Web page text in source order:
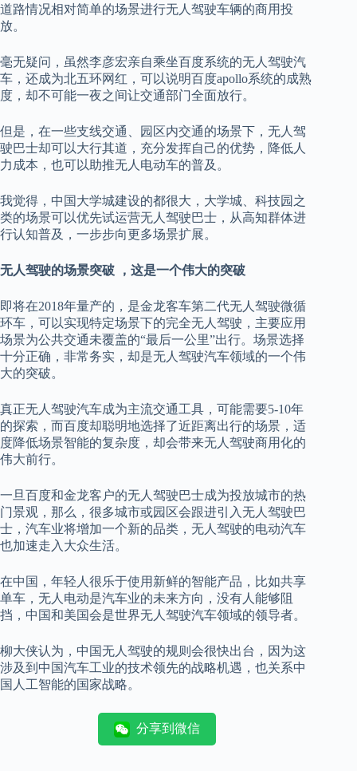
道路情况相对简单的场景进行无人驾驶车辆的商用投
放。
毫无疑问，虽然李彦宏亲自乘坐百度系统的无人驾驶汽
车，还成为北五环网红，可以说明百度apollo系统的成熟
度，却不可能一夜之间让交通部门全面放行。
但是，在一些支线交通、园区内交通的场景下，无人驾
驶巴士却可以大行其道，充分发挥自己的优势，降低人
力成本，也可以助推无人电动车的普及。
我觉得，中国大学城建设的都很大，大学城、科技园之
类的场景可以优先试运营无人驾驶巴士，从高知群体进
行认知普及，一步步向更多场景扩展。
无人驾驶的场景突破 ，这是一个伟大的突破
即将在2018年量产的，是金龙客车第二代无人驾驶微循
环车，可以实现特定场景下的完全无人驾驶，主要应用
场景为公共交通未覆盖的“最后一公里”出行。场景选择
十分正确，非常务实，却是无人驾驶汽车领域的一个伟
大的突破。
真正无人驾驶汽车成为主流交通工具，可能需要5-10年
的探索，而百度却聪明地选择了近距离出行的场景，适
度降低场景智能的复杂度，却会带来无人驾驶商用化的
伟大前行。
一旦百度和金龙客户的无人驾驶巴士成为投放城市的热
门景观，那么，很多城市或园区会跟进引入无人驾驶巴
士，汽车业将增加一个新的品类，无人驾驶的电动汽车
也加速走入大众生活。
在中国，年轻人很乐于使用新鲜的智能产品，比如共享
单车，无人电动是汽车业的未来方向，没有人能够阻
挡，中国和美国会是世界无人驾驶汽车领域的领导者。
柳大侠认为，中国无人驾驶的规则会很快出台，因为这
涉及到中国汽车工业的技术领先的战略机遇，也关系中
国人工智能的国家战略。
分享到微信